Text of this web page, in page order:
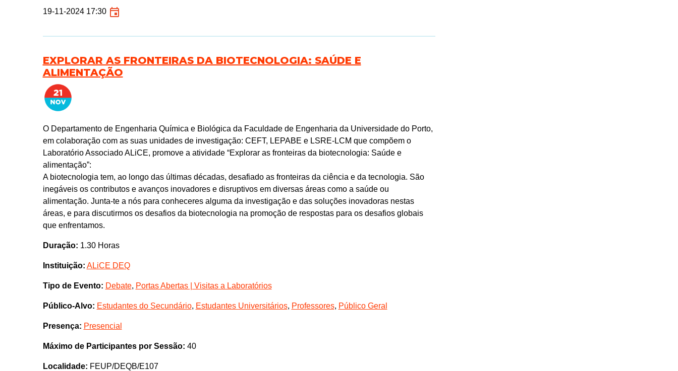
19-11-2024 17:30
EXPLORAR AS FRONTEIRAS DA BIOTECNOLOGIA: SAÚDE E
ALIMENTAÇÃO
O Departamento de Engenharia Química e Biológica da Faculdade de Engenharia da Universidade do Porto,
em colaboração com as suas unidades de investigação: CEFT, LEPABE e LSRE-LCM que compõem o
Laboratório Associado ALiCE, promove a atividade “Explorar as fronteiras da biotecnologia: Saúde e
alimentação”:
A biotecnologia tem, ao longo das últimas décadas, desafiado as fronteiras da ciência e da tecnologia. São
inegáveis os contributos e avanços inovadores e disruptivos em diversas áreas como a saúde ou
alimentação. Junta-te a nós para conheceres alguma da investigação e das soluções inovadoras nestas
áreas, e para discutirmos os desafios da biotecnologia na promoção de respostas para os desafios globais
que enfrentamos.
Duração: 1.30 Horas
Instituição: ALiCE DEQ
Tipo de Evento: Debate, Portas Abertas | Visitas a Laboratórios
Público-Alvo: Estudantes do Secundário, Estudantes Universitários, Professores, Público Geral
Presença: Presencial
Máximo de Participantes por Sessão: 40
Localidade: FEUP/DEQB/E107